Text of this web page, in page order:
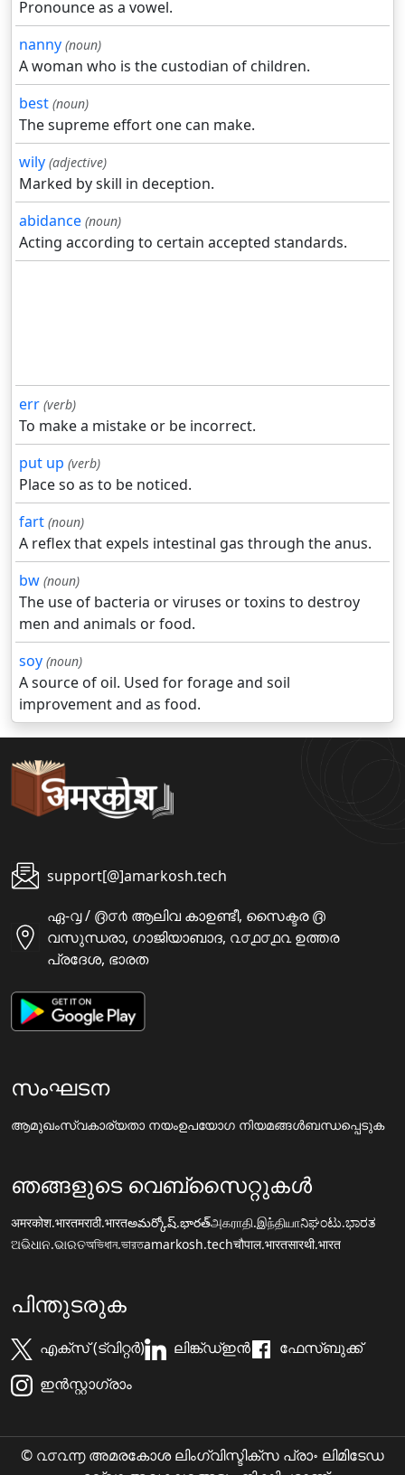
Pronounce as a vowel.
nanny (noun)
A woman who is the custodian of children.
best (noun)
The supreme effort one can make.
wily (adjective)
Marked by skill in deception.
abidance (noun)
Acting according to certain accepted standards.
err (verb)
To make a mistake or be incorrect.
put up (verb)
Place so as to be noticed.
fart (noun)
A reflex that expels intestinal gas through the anus.
bw (noun)
The use of bacteria or viruses or toxins to destroy
men and animals or food.
soy (noun)
A source of oil. Used for forage and soil
improvement and as food.
support[@]amarkosh.tech
ഏ-൮ / ൫൦൪ ആലിവ കാഉണ്ടീ, സൈക്ടര ൫
വസുന്ധരാ, ഗാജിയാബാദ, ൨൦൧൦൧൨ ഉത്തര
പ്രദേശ, ഭാരത
സംഘടന
ആമുഖംസ്വകാര്യതാ നയംഉപയോഗ നിയമങ്ങൾബന്ധപ്പെടുക
ഞങ്ങളുടെ വെബ്സൈറ്റുകൾ
अमरकोश.भारतमराठी.भारतఅమర్కోష్.భారత్அகராதி.இந்தியாನಿಘಂಟು.ಭಾರತ
ଅଭିଧାନ.ଭାରତঅভিধান.ভারতamarkosh.techचौपाल.भारतसारथी.भारत
പിന്തുടരുക
എക്സ് (ട്വിറ്റർ) ലിങ്ക്ഡ്ഇൻ
ഫേസ്ബുക്ക്
ഇൻസ്റ്റാഗ്രാം
© ൨൦൨൬ അമരകോശ ലിംഗ്വിസ്ടിക്സ പ്രാ॰ ലിമിടേഡ